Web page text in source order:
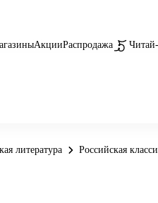
АкцииРаспродажа
литература Российская